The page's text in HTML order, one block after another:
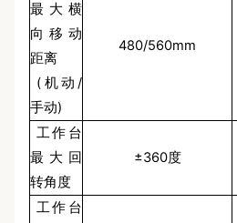
最大横
向移动
距离
480/560mm
(机动/
手动)
工作台
最大回
转角度
±360度
工作台